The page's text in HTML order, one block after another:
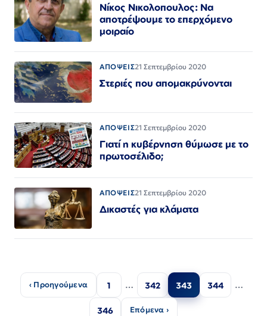
Νίκος Νικολοπουλος: Να
αποτρέψουμε το επερχόμενο
μοιραίο
ΑΠΟΨΕΙΣ21 Σεπτεμβρίου 2020
Στεριές που απομακρύνονται
ΑΠΟΨΕΙΣ21 Σεπτεμβρίου 2020
Γιατί η κυβέρνηση θύμωσε με το
πρωτοσέλιδο;
ΑΠΟΨΕΙΣ21 Σεπτεμβρίου 2020
Δικαστές για κλάματα
Σελιδοποίηση
άρθρων
‹ Προηγούμενα 1 … 342 343 344 …
346 Επόμενα ›